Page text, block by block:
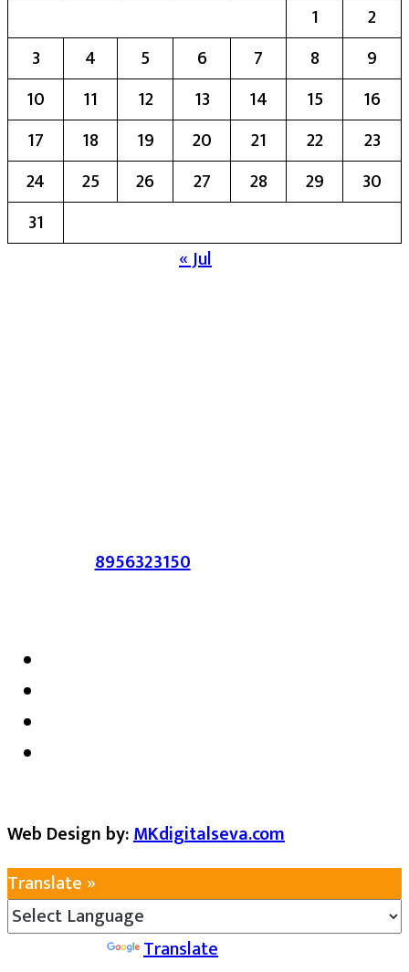
1
2
3
4 5 6 7 8
9
10
11 12 13 14 15
16
17
18 19 20 21 22
23
24
25 26 27 28 29
30
31
« Jul
संपर्क :-8956323150/ ईमेल :-
Web Design by:MKdigitalseva.com
Translate »
Translate